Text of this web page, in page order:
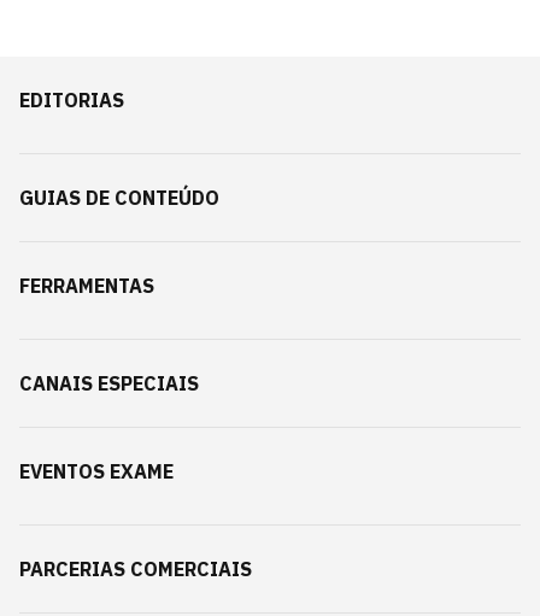
EDITORIAS
GUIAS DE CONTEÚDO
FERRAMENTAS
CANAIS ESPECIAIS
EVENTOS EXAME
PARCERIAS COMERCIAIS